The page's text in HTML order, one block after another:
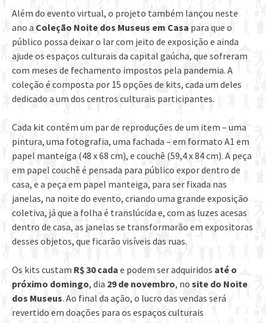
Além do evento virtual, o projeto também lançou neste
ano a Coleção Noite dos Museus em Casa para que o
público possa deixar o lar com jeito de exposição e ainda
ajude os espaços culturais da capital gaúcha, que sofreram
com meses de fechamento impostos pela pandemia. A
coleção é composta por 15 opções de kits, cada um deles
dedicado a um dos centros culturais participantes.
Cada kit contém um par de reproduções de um item – uma
pintura, uma fotografia, uma fachada – em formato A1 em
papel manteiga (48 x 68 cm), e couchê (59,4 x 84 cm). A peça
em papel couchê é pensada para público expor dentro de
casa, e a peça em papel manteiga, para ser fixada nas
janelas, na noite do evento, criando uma grande exposição
coletiva, já que a folha é translúcida e, com as luzes acesas
dentro de casa, as janelas se transformarão em expositoras
desses objetos, que ficarão visíveis das ruas.
Os kits custam R$ 30 cada e podem ser adquiridos até o
próximo domingo, dia 29 de novembro, no site do Noite
dos Museus. Ao final da ação, o lucro das vendas será
revertido em doações para os espaços culturais